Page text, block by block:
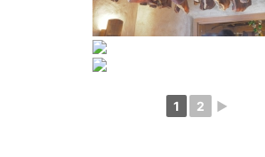
1 2 ►